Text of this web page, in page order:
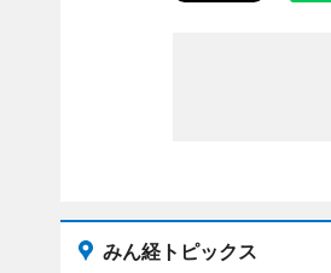
みん経トピックス